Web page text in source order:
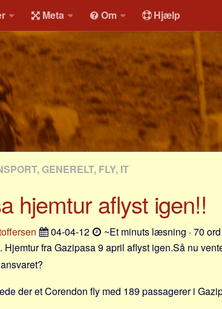
Meta Om Hjælp
GENERELT, FLY, IT
hjemtur aflyst igen!!
04-04-12
~Et minuts læsning · 70 ord
Hjemtur fra Gazipasa 9 april aflyst igen.Så nu
der et Corendon fly med 189 passagerer i